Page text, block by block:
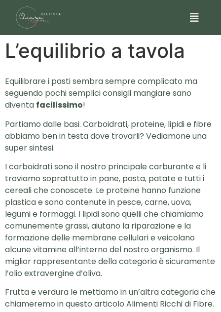
L’equilibrio a tavola
Equilibrare i pasti sembra sempre complicato ma
seguendo pochi semplici consigli mangiare sano
diventa facilissimo!
Partiamo dalle basi. Carboidrati, proteine, lipidi e fibre
abbiamo ben in testa dove trovarli? Vediamone una
super sintesi.
I carboidrati sono il nostro principale carburante e li
troviamo soprattutto in pane, pasta, patate e tutti i
cereali che conoscete. Le proteine hanno funzione
plastica e sono contenute in pesce, carne, uova,
legumi e formaggi. I lipidi sono quelli che chiamiamo
comunemente grassi, aiutano la riparazione e la
formazione delle membrane cellulari e veicolano
alcune vitamine all’interno del nostro organismo. Il
miglior rappresentante della categoria è sicuramente
l’olio extravergine d’oliva.
Frutta e verdura le mettiamo in un’altra categoria che
chiameremo in questo articolo Alimenti Ricchi di Fibre.